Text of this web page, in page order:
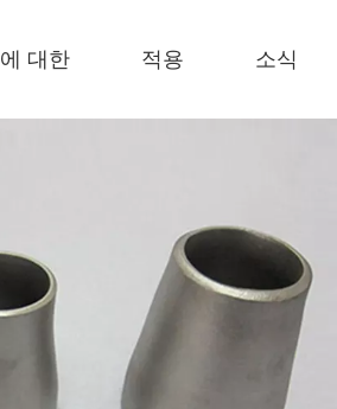
에 대한 적용 소식